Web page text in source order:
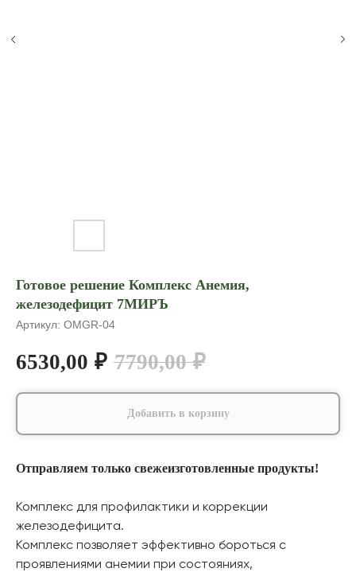
Готовое решение Комплекс Анемия,
железодефицит 7МИРЪ
Артикул: OMGR-04
6530,00 ₽ 7790,00 ₽
Добавить в корзину
Отправляем только свежеизготовленные продукты!
Комплекс для профилактики и коррекции
железодефицита.
Комплекс позволяет эффективно бороться с
проявлениями анемии при состояниях,